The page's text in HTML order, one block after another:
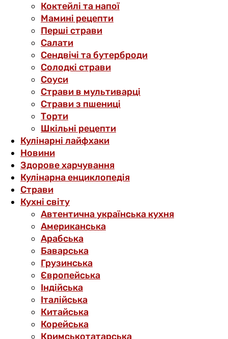
Коктейлі та напої
Мамині рецепти
Перші страви
Салати
Сендвічі та бутерброди
Солодкі страви
Соуси
Страви в мультиварці
Страви з пшениці
Торти
Шкільні рецепти
Кулінарні лайфхаки
Новини
Здорове харчування
Кулінарна енциклопедія
Страви
Кухні світу
Автентична українська кухня
Американська
Арабська
Баварська
Грузинська
Європейська
Індійська
Італійська
Китайська
Корейська
Кримськотатарська